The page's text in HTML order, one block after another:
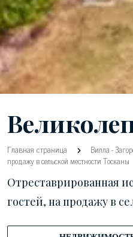
Главная страница Вилла-
продажу в сельской местности Тосканы
Отреставрированная
гостей, на продажу в